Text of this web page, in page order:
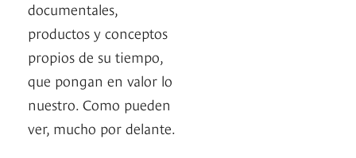
documentales,
productos y conceptos
propios de su tiempo,
que pongan en valor lo
nuestro. Como pueden
ver, mucho por delante.